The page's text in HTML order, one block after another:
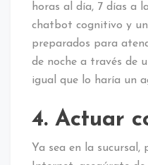
horas al día, 7 días a
chatbot cognitivo y
preparados para
de noche a través de
igual que lo haría un
4. Actuar
Ya sea en la